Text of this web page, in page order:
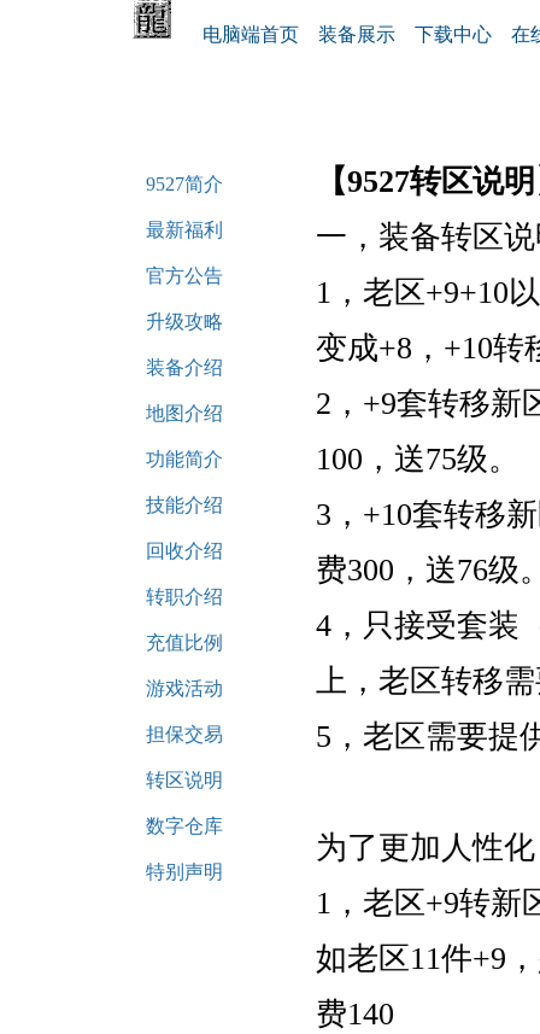
电脑端首页 装备展示 下载中心 在
9527简介
最新福利
官方公告
升级攻略
装备介绍
地图介绍
功能简介
技能介绍
回收介绍
转职介绍
充值比例
游戏活动
担保交易
转区说明
数字仓库
特别声明
【9527转区说
一，装备转区
1，老区+9+10
变成+8，+10转
2，+9套转移新
100，送75级。
3，+10套转移
费300，送76级
4，只接受套装
上，老区转移
5，老区需要提
为了更加人性
1，老区+9转新
如老区11件+9
费140